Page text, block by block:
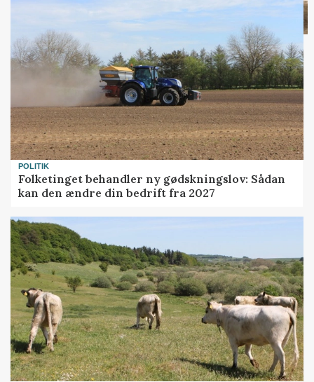
POLITIK
Folketinget behandler ny gødskningslov: Sådan
kan den ændre din bedrift fra 2027